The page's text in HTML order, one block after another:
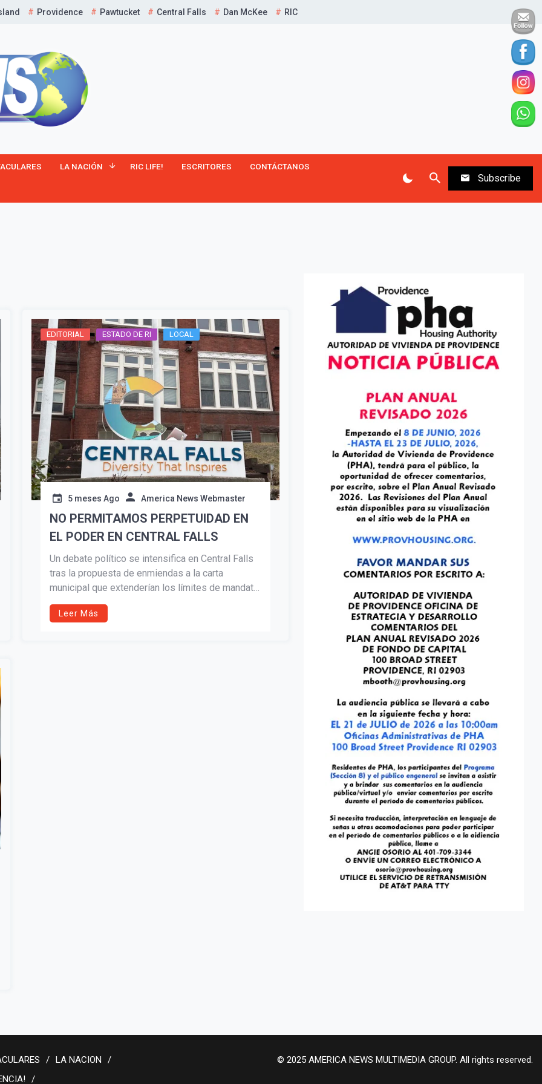
Providence Pawtucket Central Falls Dan McKee RIC
LA NACIÓN RIC LIFE! ESCRITORES CONTÁCTANOS
Subscribe
¡Suscríbete y Vive la
Suscribír
EDITORIAL ESTADO DE RI LOCAL
5 meses Ago America News Webmaster
NO PERMITAMOS PERPETUIDAD EN
EL PODER EN CENTRAL FALLS
Un debate político se intensifica en Central Falls
tras la propuesta de enmiendas a la carta
municipal que extenderían los límites de mandato
a 12 años y modificarían el proceso de
nombramientos de seguridad pública. El artículo
Leer Más
LA NACION
© 2025 AMERICA NEWS MULTIMEDIA GROUP. All rights reserved.